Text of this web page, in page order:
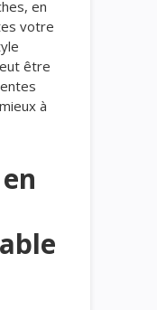
en
votre
être
à